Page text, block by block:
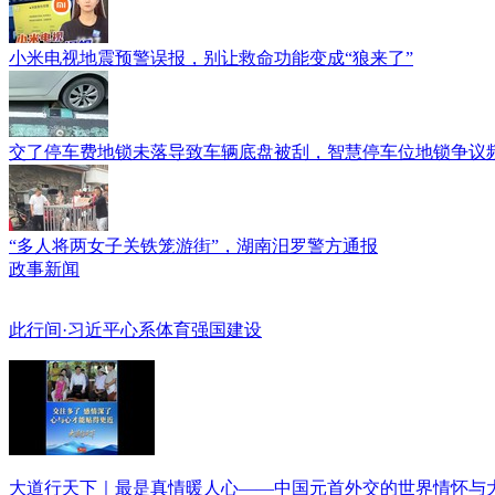
小米电视地震预警误报，别让救命功能变成“狼来了”
交了停车费地锁未落导致车辆底盘被刮，智慧停车位地锁争议
“多人将两女子关铁笼游街”，湖南汨罗警方通报
政事新闻
此行间·习近平心系体育强国建设
大道行天下｜最是真情暖人心——中国元首外交的世界情怀与